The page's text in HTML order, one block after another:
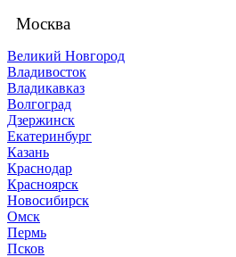
Москва
Великий Новгород
Владивосток
Владикавказ
Волгоград
Дзержинск
Екатеринбург
Казань
Краснодар
Красноярск
Новосибирск
Омск
Пермь
Псков